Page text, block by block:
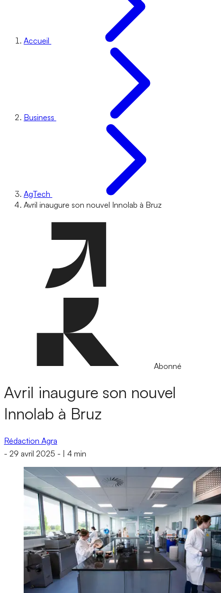
Accueil
Business
AgTech
Avril inaugure son nouvel Innolab à Bruz
Abonné
Avril inaugure son nouvel
Innolab à Bruz
Rédaction Agra
- 29 avril 2025 - 4 min